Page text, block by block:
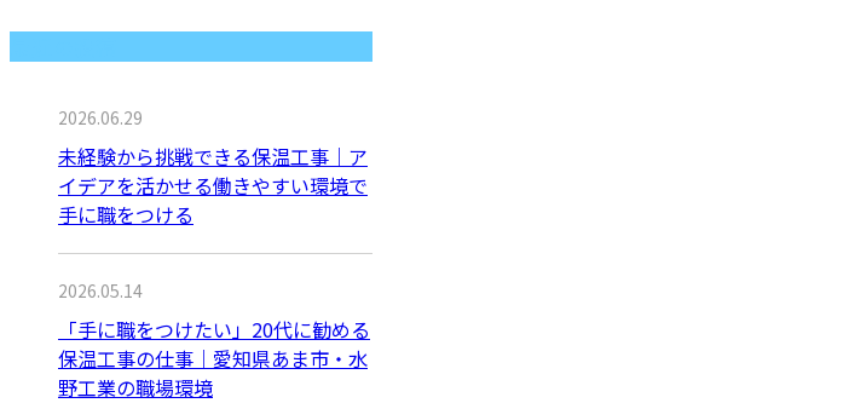
2026.06.29
未経験から挑戦できる保温工事｜ア
イデアを活かせる働きやすい環境で
手に職をつける
2026.05.14
「手に職をつけたい」20代に勧める
保温工事の仕事｜愛知県あま市・水
野工業の職場環境